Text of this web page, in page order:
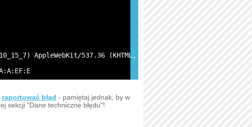
AppleWebKit/537.36 (KHTML, like Gecko) Chrome/
raportować błąd - pamiętaj jednak, by w
sekcji "Dane techniczne błędu"!